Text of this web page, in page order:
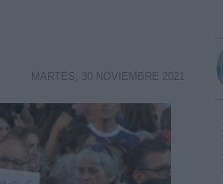
MARTES, 30 NOVIEMBRE 2021